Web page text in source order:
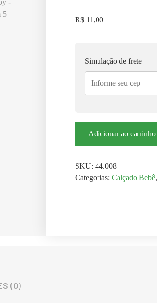
R$ 11,00
Simulação de frete
Adicionar ao carrinho
SKU: 44.008
Categorias: Calçado Bebê,
(0)